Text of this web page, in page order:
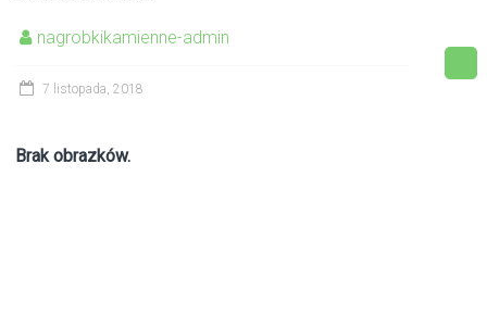
nagrobkikamienne-admin
7 listopada, 2018
Brak obrazków.